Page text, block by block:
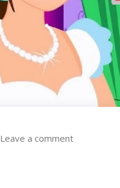
Leave a comment